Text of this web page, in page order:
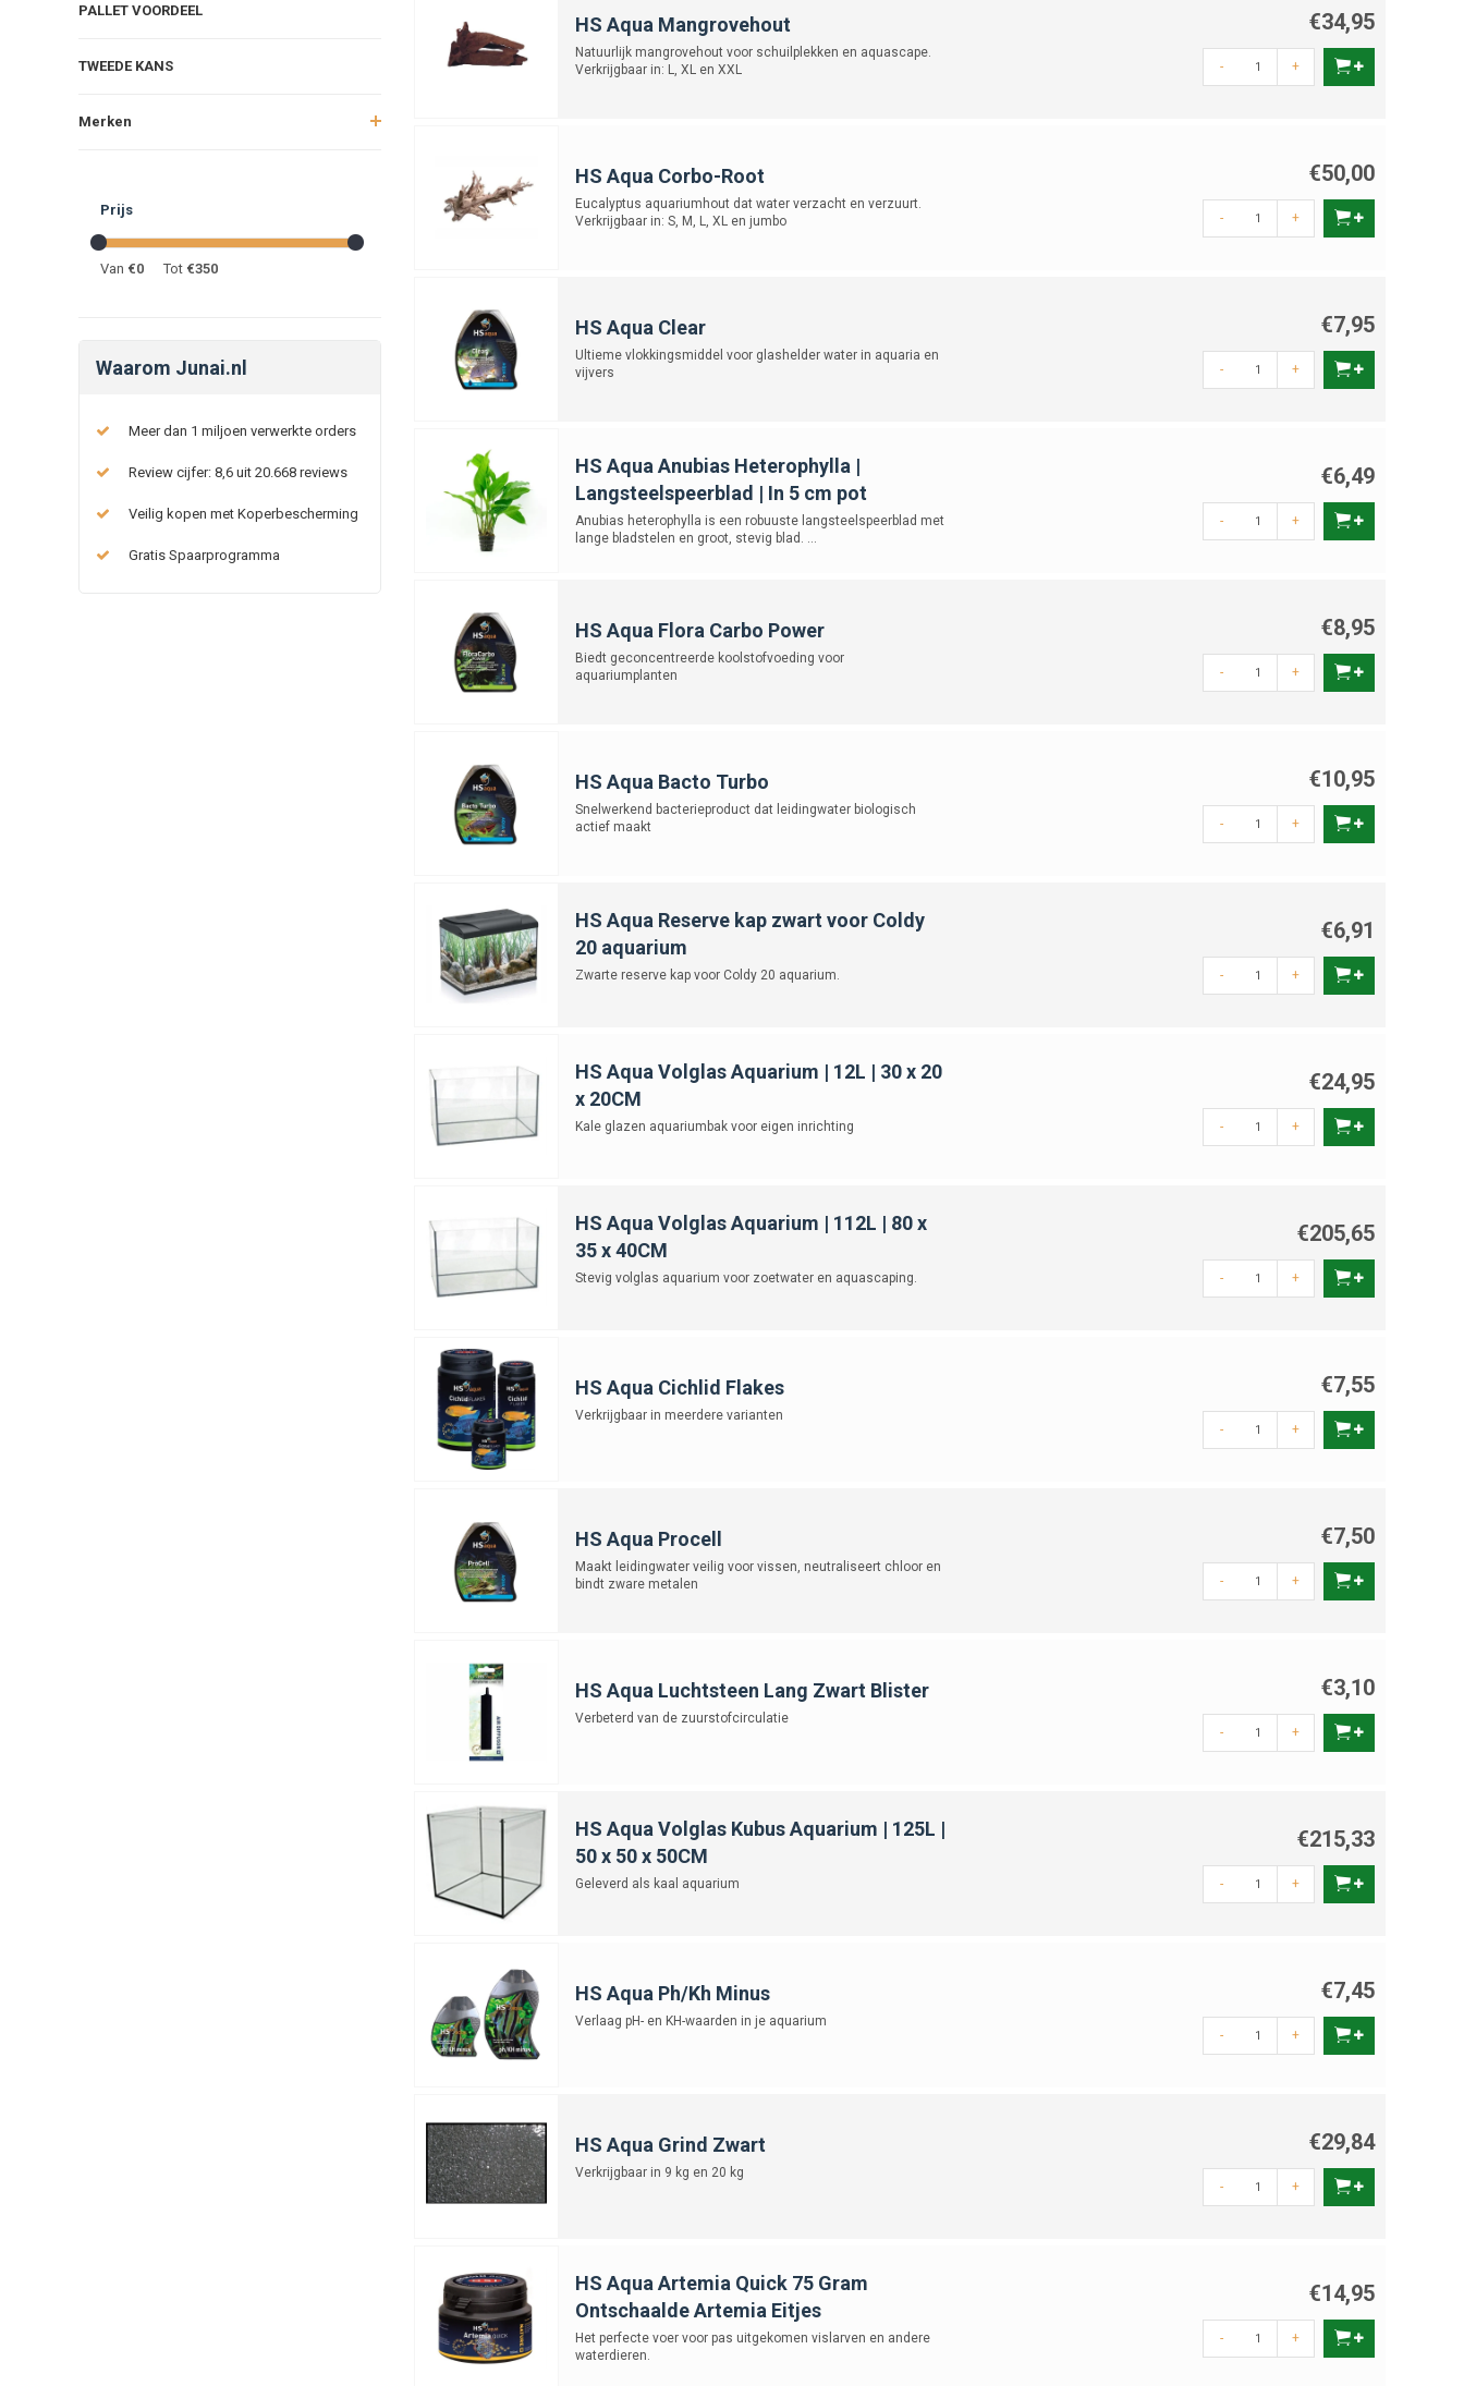
PALLET VOORDEEL
TWEEDE KANS
Merken
Prijs
Van €0 Tot €350
Waarom Junai.nl
Meer dan 1 miljoen verwerkte orders
Review cijfer: 8,6 uit 20.668 reviews
Veilig kopen met Koperbescherming
Gratis Spaarprogramma
HS Aqua Mangrovehout
Natuurlijk mangrovehout voor schuilplekken en aquascape.
Verkrijgbaar in: L, XL en XXL
€34,95
- +
HS Aqua Corbo-Root
Eucalyptus aquariumhout dat water verzacht en verzuurt.
Verkrijgbaar in: S, M, L, XL en jumbo
€50,00
- +
HS Aqua Clear
Ultieme vlokkingsmiddel voor glashelder water in aquaria en
vijvers
€7,95
- +
HS Aqua Anubias Heterophylla |
Langsteelspeerblad | In 5 cm pot
Anubias heterophylla is een robuuste langsteelspeerblad met
lange bladstelen en groot, stevig blad. ...
€6,49
- +
HS Aqua Flora Carbo Power
Biedt geconcentreerde koolstofvoeding voor
aquariumplanten
€8,95
- +
HS Aqua Bacto Turbo
Snelwerkend bacterieproduct dat leidingwater biologisch
actief maakt
€10,95
- +
HS Aqua Reserve kap zwart voor Coldy
20 aquarium
Zwarte reserve kap voor Coldy 20 aquarium.
€6,91
- +
HS Aqua Volglas Aquarium | 12L | 30 x 20
x 20CM
Kale glazen aquariumbak voor eigen inrichting
€24,95
- +
HS Aqua Volglas Aquarium | 112L | 80 x
35 x 40CM
Stevig volglas aquarium voor zoetwater en aquascaping.
€205,65
- +
HS Aqua Cichlid Flakes
Verkrijgbaar in meerdere varianten
€7,55
- +
HS Aqua Procell
Maakt leidingwater veilig voor vissen, neutraliseert chloor en
bindt zware metalen
€7,50
- +
HS Aqua Luchtsteen Lang Zwart Blister
Verbeterd van de zuurstofcirculatie
€3,10
- +
HS Aqua Volglas Kubus Aquarium | 125L |
50 x 50 x 50CM
Geleverd als kaal aquarium
€215,33
- +
HS Aqua Ph/Kh Minus
Verlaag pH- en KH-waarden in je aquarium
€7,45
- +
HS Aqua Grind Zwart
Verkrijgbaar in 9 kg en 20 kg
€29,84
- +
HS Aqua Artemia Quick 75 Gram
Ontschaalde Artemia Eitjes
Het perfecte voer voor pas uitgekomen vislarven en andere
waterdieren.
€14,95
- +